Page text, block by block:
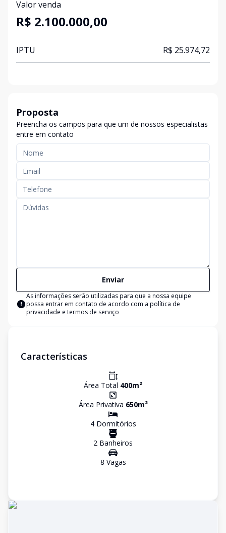
Valor venda
R$ 2.100.000,00
IPTU R$ 25.974,72
Proposta
Preencha os campos para que um de nossos especialistas
entre em contato
Enviar
As informações serão utilizadas para que a nossa equipe
possa entrar em contato de acordo com a política de
privacidade e termos de serviço
Características
Área Total 400m²
Área Privativa 650m²
4Dormitórios
2 Banheiros
8 Vagas